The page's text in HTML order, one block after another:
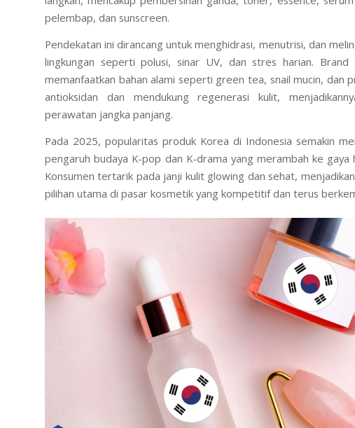
Produk Korea menonjol karena filosofi “skin first, makeup
langkah, mencakup pembersihan ganda, toner, essence,
pelembap, dan sunscreen.
Pendekatan ini dirancang untuk menghidrasi, menutrisi, dan
lingkungan seperti polusi, sinar UV, dan stres harian. Brand
antioksidan dan mendukung regenerasi kulit,
perawatan jangka panjang.
Pada 2025, popularitas produk Korea di Indonesia semakin
Konsumen tertarik pada janji kulit glowing dan sehat,
pilihan utama di pasar kosmetik yang kompetitif dan terus